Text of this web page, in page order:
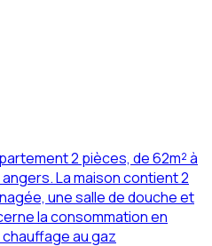
2 pièces, de 62m² à
La maison contient 2
une salle de douche et
la consommation en
au gaz